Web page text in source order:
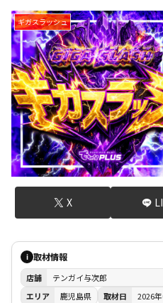
ギガスラッシュ
X
i 取材情報
店舗
テンガイ与次郎
エリア
鹿児島県 取材日
2026